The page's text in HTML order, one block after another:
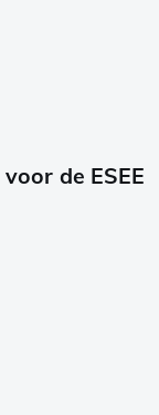
de ESEE